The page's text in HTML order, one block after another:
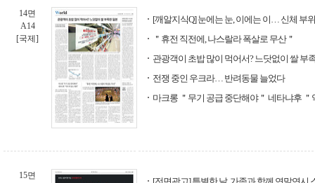
14면
A14
[국제]
[깨알지식Q] 눈에는 눈, 이에는 이… 신체 부위
＂휴전 직전에, 나스랄라 폭살로 무산＂
관광객이 초밥 많이 먹어서? 느닷없이 쌀 부
전쟁 중인 우크라… 반려동물 늘었다
마크롱 ＂무기 공급 중단해야＂ 네타냐후 ＂
15면